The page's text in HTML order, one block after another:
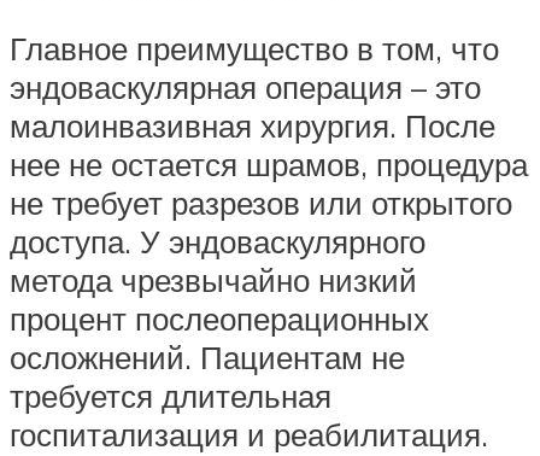
Главное преимущество в том, что
эндоваскулярная операция – это
малоинвазивная хирургия. После
нее не остается шрамов, процедура
не требует разрезов или открытого
доступа. У эндоваскулярного
метода чрезвычайно низкий
процент послеоперационных
осложнений. Пациентам не
требуется длительная
госпитализация и реабилитация.